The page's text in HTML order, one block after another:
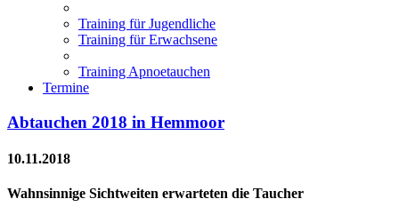
Training für Jugendliche
Training für Erwachsene
Training Apnoetauchen
Termine
Abtauchen 2018 in Hemmoor
10.11.2018
Wahnsinnige Sichtweiten erwarteten die Taucher